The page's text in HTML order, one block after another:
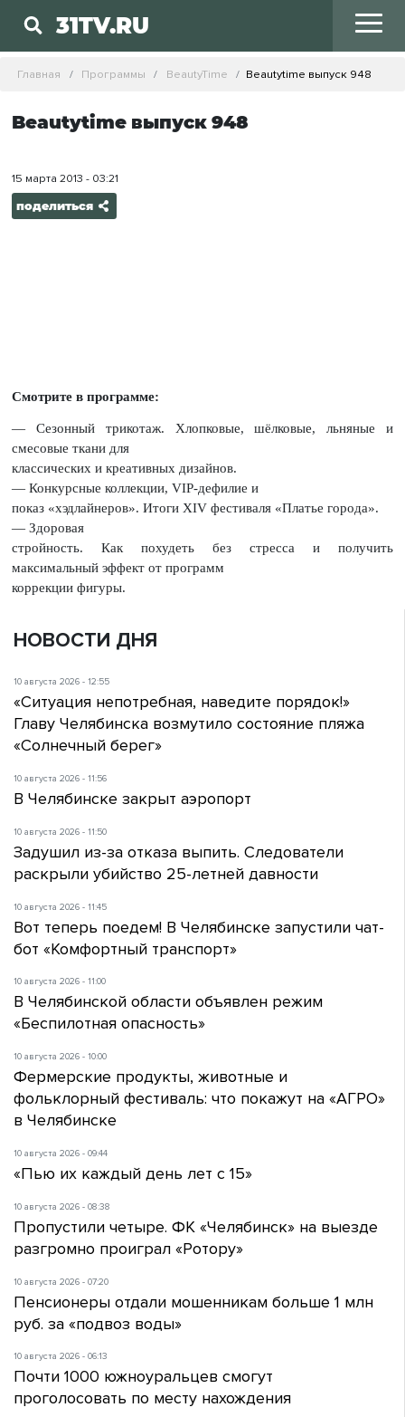
31TV.RU
Главная Программы BeautyTime Beautytime выпуск 948
Beautytime выпуск 948
15 марта 2013 - 03:21
поделиться
Смотрите в программе:
— Сезонный трикотаж. Хлопковые, шёлковые, льняные и
смесовые ткани для
классических и креативных дизайнов.
— Конкурсные коллекции, VIP-дефилие и
показ «хэдлайнеров». Итоги XIV фестиваля «Платье города».
— Здоровая
стройность. Как похудеть без стресса и получить
максимальный эффект от программ
коррекции фигуры.
НОВОСТИ ДНЯ
10 августа 2026 - 12:55
«Ситуация непотребная, наведите порядок!»
Главу Челябинска возмутило состояние пляжа
«Солнечный берег»
10 августа 2026 - 11:56
В Челябинске закрыт аэропорт
10 августа 2026 - 11:50
Задушил из-за отказа выпить. Следователи
раскрыли убийство 25-летней давности
10 августа 2026 - 11:45
Вот теперь поедем! В Челябинске запустили чат-
бот «Комфортный транспорт»
10 августа 2026 - 11:00
В Челябинской области объявлен режим
«Беспилотная опасность»
10 августа 2026 - 10:00
Фермерские продукты, животные и
фольклорный фестиваль: что покажут на «АГРО»
в Челябинске
10 августа 2026 - 09:44
«Пью их каждый день лет с 15»
10 августа 2026 - 08:38
Пропустили четыре. ФК «Челябинск» на выезде
разгромно проиграл «Ротору»
10 августа 2026 - 07:20
Пенсионеры отдали мошенникам больше 1 млн
руб. за «подвоз воды»
10 августа 2026 - 06:13
Почти 1000 южноуральцев смогут
проголосовать по месту нахождения